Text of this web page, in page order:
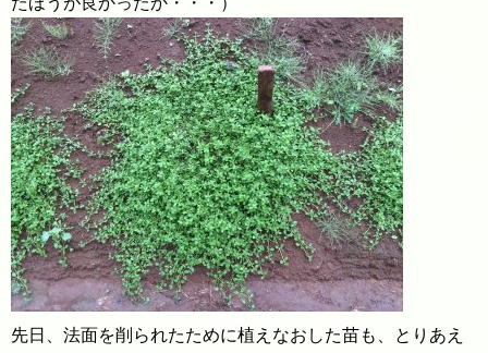
先日、法面を削られたために植えなおした苗も、とりあえ